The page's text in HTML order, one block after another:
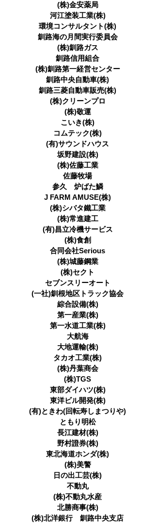
(株)金安薬局
河江塗装工業(株)
環境コンサルタント(株)
釧路海の月間実行委員会
(株)釧路ガス
釧路信用組合
(株)釧路第一経営センター
釧路中央自動車(株)
釧路三菱自動車販売(株)
(株)クリーンプロ
(株)敬運
こいき(株)
コムテック(株)
(有)サウンドハウス
坂野建設(株)
(株)佐藤工業
佐藤牧場
参久 炉ばた鱗
J FARM AMUSE(株)
(株)シバタ鐵工業
(株)常進建工
(有)昌立冷機サービス
(株)食創
合同会社Serious
(株)城藤鋼業
(株)セクト
セブンスリーオート
(一社)釧根地区トラック協会
綜合設備(株)
第一産業(株)
第一水道工業(株)
大航海
大地運輸(株)
タカオ工業(株)
(株)丹葉商会
(株)TGS
東部ダイハツ(株)
東洋ビル開発(株)
(有)ときわ(回転寿しまつりや)
ともり明松
長江建材(株)
野村證券(株)
東北海道ホンダ(株)
(株)美警
日の出工芸(株)
不動丸
(株)不動丸水産
北勝商事(株)
(株)北洋銀行 釧路中央支店